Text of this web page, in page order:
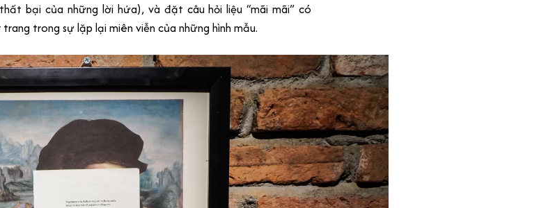
bại của những lời hứa), và đặt câu hỏi liệu “mãi mãi” có
trong sự lặp lại miên viễn của những hình mẫu.